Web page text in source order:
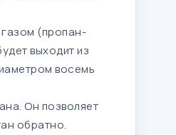
(пропан-
выходит из
восемь
Он позволяет
обратно.